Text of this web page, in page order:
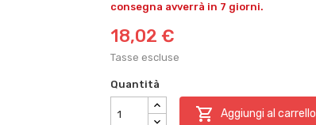
consegna avverrà in 7 giorni.
18,02 €
Tasse escluse
Quantità
 Aggiungi al carrello